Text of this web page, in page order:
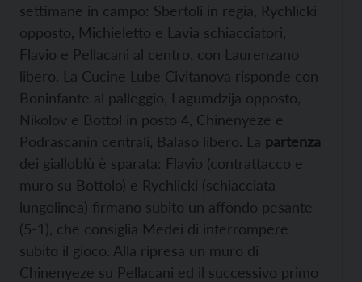
settimane in campo: Sbertoli in regia, Rychlicki
opposto, Michieletto e Lavia schiacciatori,
Flavio e Pellacani al centro, con Laurenzano
libero. La Cucine Lube Civitanova risponde con
Boninfante al palleggio, Lagumdzija opposto,
Nikolov e Bottol in posto 4, Chinenyeze e
Podrascanin centrali, Balaso libero. La partenza
dei gialloblù è sparata: Flavio (contrattacco e
muro su Bottolo) e Rychlicki (schiacciata
lungolinea) firmano subito un affondo pesante
(5-1), che consiglia Medei di interrompere
subito il gioco. Alla ripresa un muro di
Chinenyeze su Pellacani ed il successivo primo